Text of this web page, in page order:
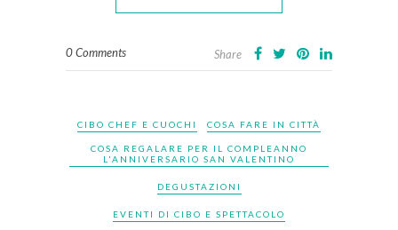
0 Comments Share
CIBO CHEF E CUOCHI COSA FARE IN CITTÀ
COSA REGALARE PER IL COMPLEANNO
L'ANNIVERSARIO SAN VALENTINO
DEGUSTAZIONI
EVENTI DI CIBO E SPETTACOLO